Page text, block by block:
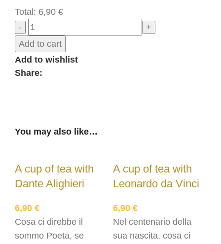
Total: 6,90 €
Add to cart
Add to wishlist
Share:
You may also like…
A cup of tea with
Dante Alighieri
6,90 €
Cosa ci direbbe il
sommo Poeta, se
A cup of tea with
Leonardo da Vinci
6,90 €
Nel centenario della
sua nascita, cosa ci